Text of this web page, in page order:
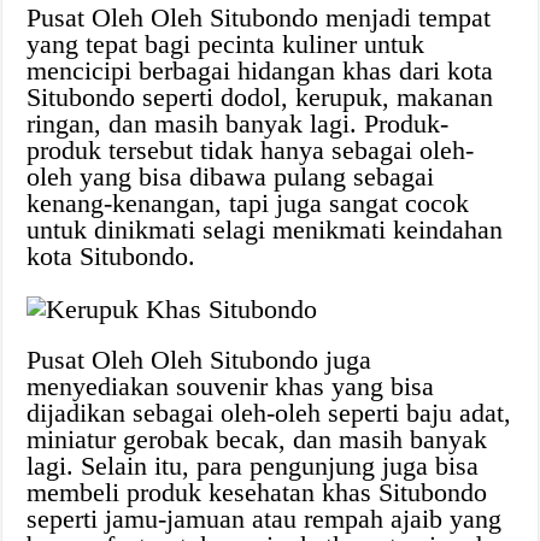
Pusat Oleh Oleh Situbondo menjadi tempat
yang tepat bagi pecinta kuliner untuk
mencicipi berbagai hidangan khas dari kota
Situbondo seperti dodol, kerupuk, makanan
ringan, dan masih banyak lagi. Produk-
produk tersebut tidak hanya sebagai oleh-
oleh yang bisa dibawa pulang sebagai
kenang-kenangan, tapi juga sangat cocok
untuk dinikmati selagi menikmati keindahan
kota Situbondo.
Pusat Oleh Oleh Situbondo juga
menyediakan souvenir khas yang bisa
dijadikan sebagai oleh-oleh seperti baju adat,
miniatur gerobak becak, dan masih banyak
lagi. Selain itu, para pengunjung juga bisa
membeli produk kesehatan khas Situbondo
seperti jamu-jamuan atau rempah ajaib yang